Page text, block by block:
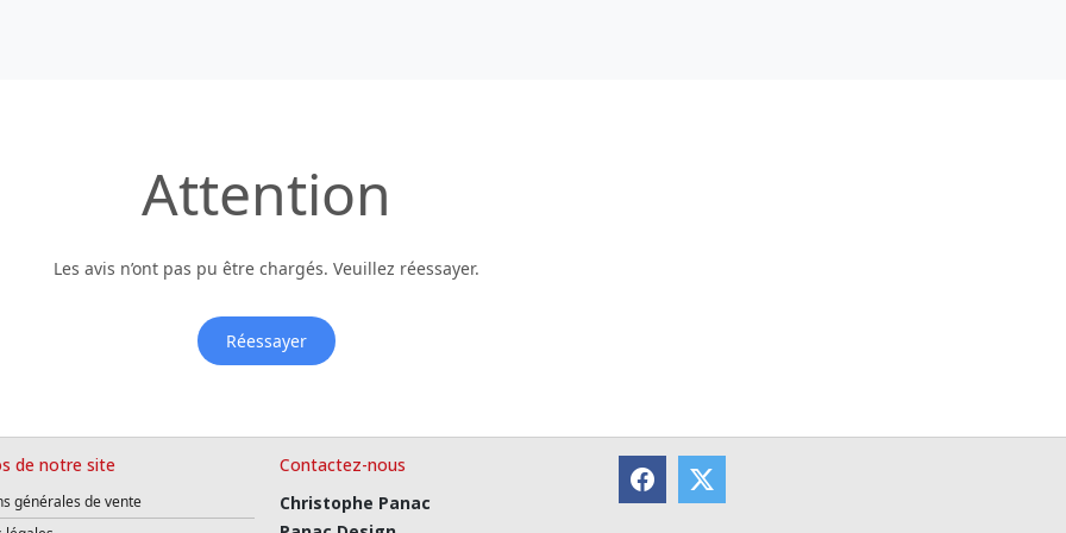
Attention
Les avis n’ont pas pu être chargés. Veuillez réessayer.
Réessayer
de notre site
générales de vente
Contactez-nous
Christophe Panac